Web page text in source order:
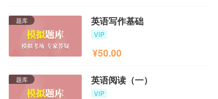
题库 英语写作基础
VIP
¥50.00
题库 英语阅读（一）
VIP